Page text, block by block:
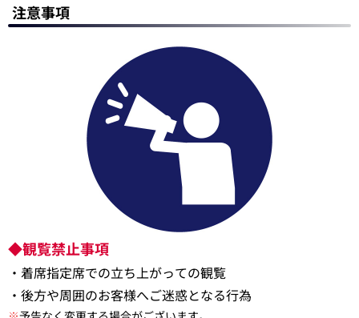
注意事項
◆観覧禁止事項
・着席指定席での立ち上がっての観覧
・後方や周囲のお客様へご迷惑となる行為